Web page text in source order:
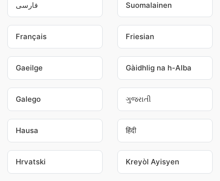
فارسی Suomalainen
Français Friesian
Gaeilge Gàidhlig na h-Alba
Galego ગુજરાતી
Hausa हिंदी
Hrvatski Kreyòl Ayisyen